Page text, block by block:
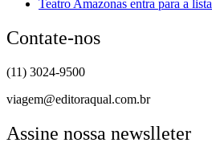
Teatro Amazonas entra para a
Contate-nos
(11) 3024-9500
viagem@editoraqual.com.br
Assine nossa newslleter